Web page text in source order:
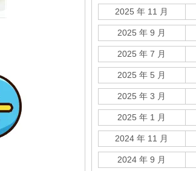
2025 年 11 月
2025 年 9 月
2025 年 7 月
2025 年 5 月
2025 年 3 月
2025 年 1 月
2024 年 11 月
2024 年 9 月